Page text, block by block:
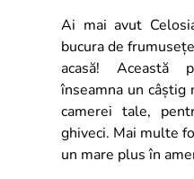
Ai mai avut
bucura de
acasă! Această
înseamna un
camerei tale,
ghiveci. Mai multe
un mare plus în